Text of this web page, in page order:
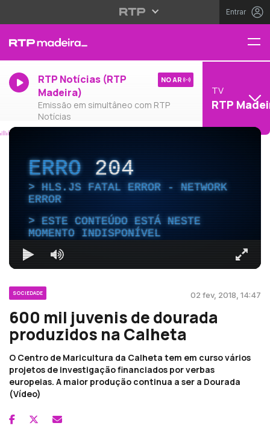
Entrar
RTP Notícias (RTP
Madeira)
Emissão em simultâneo com RTP
Notícias
NO AR
TV
RTP
ERRO204
HLS.JS FATAL ERROR - NETWORK
ERROR
ESTE CONTEÚDO ESTÁ NESTE
MOMENTO INDISPONÍVEL
SOCIEDADE 02 fev, 2018, 14:47
600 mil juvenis de dourada
produzidos na Calheta
O Centro de Maricultura da Calheta tem em curso vários
projetos de investigação financiados por verbas
europeias. A maior produção continua a ser a Dourada
(Vídeo)